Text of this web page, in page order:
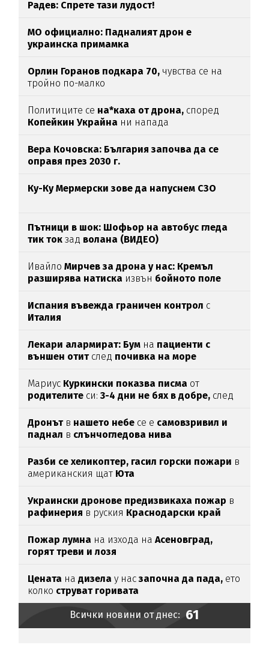
Радев: Спрете тази лудост!
МО официално: Падналият дрон е
украинска примамка
Орлин Горанов подкара 70, чувства се на
тройно по-малко
Политиците се на*каха от дрона, според
Копейкин Украйна ни напада
Вера Кочовска: България започва да се
оправя през 2030 г.
Ку-Ку Мермерски зове да напуснем СЗО
Пътници в шок: Шофьор на автобус гледа
тик ток зад волана (ВИДЕО)
ИвайлоМирчев за дрона у нас: Кремъл
разширява натиска извън бойното поле
Испания въвежда граничен контрол с
Италия
Лекари алармират: Бум на пациенти с
външен отитслед почивка на море
Мариус Куркински показва писма от
родителите си:3-4 дни не бях в добре, след
Дронътв нашето небе се е самовзривил и
паднал в слънчогледова нива
Разби се хеликоптер, гасил горски пожари в
американския щат Юта
Украински дронове предизвикаха пожар в
рафинерия в руския Краснодарски край
Пожар лумна на изхода наАсеновград,
горят треви и лозя
Цената надизела у насзапочна да пада, ето
колко струват горивата
Всички новини от днес: 61